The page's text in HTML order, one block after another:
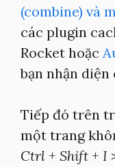
(combine) và
các plugin
Rocket hoặc
bạn nhận diện
Tiếp đó trên
một trang
Ctrl + Shift + I